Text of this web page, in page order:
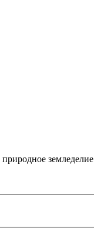
земледелие